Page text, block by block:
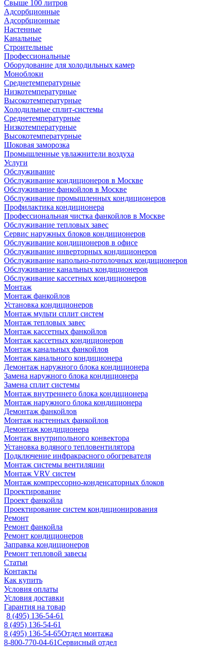
Свыше 100 литров
Адсорбционные
Адсорбционные
Настенные
Канальные
Строительные
Профессиональные
Оборудование для холодильных камер
Моноблоки
Среднетемпературные
Низкотемпературные
Высокотемпературные
Холодильные сплит-системы
Среднетемпературные
Низкотемпературные
Высокотемпературные
Шоковая заморозка
Промышленные увлажнители воздуха
Услуги
Обслуживание
Обслуживание кондиционеров в Москве
Обслуживание фанкойлов в Москве
Обслуживание промышленных кондиционеров
Профилактика кондиционера
Профессиональная чистка фанкойлов в Москве
Обслуживание тепловых завес
Сервис наружных блоков кондиционеров
Обслуживание кондиционеров в офисе
Обслуживание инверторных кондиционеров
Обслуживание напольно-потолочных кондиционеров
Обслуживание канальных кондиционеров
Обслуживание кассетных кондиционеров
Монтаж
Монтаж фанкойлов
Установка кондиционеров
Монтаж мульти сплит систем
Монтаж тепловых завес
Монтаж кассетных фанкойлов
Монтаж кассетных кондиционеров
Монтаж канальных фанкойлов
Монтаж канального кондиционера
Демонтаж наружного блока кондиционера
Замена наружного блока кондиционера
Замена сплит системы
Монтаж внутреннего блока кондиционера
Монтаж наружного блока кондиционера
Демонтаж фанкойлов
Монтаж настенных фанкойлов
Демонтаж кондиционера
Монтаж внутрипольного конвектора
Установка водяного тепловентилятора
Подключение инфракрасного обогревателя
Монтаж системы вентиляции
Монтаж VRV систем
Монтаж компрессорно-конденсаторных блоков
Проектирование
Проект фанкойла
Проектирование систем кондиционирования
Ремонт
Ремонт фанкойла
Ремонт кондиционеров
Заправка кондиционеров
Ремонт тепловой завесы
Статьи
Контакты
Как купить
Условия оплаты
Условия доставки
Гарантия на товар
8 (495) 136-54-61
8 (495) 136-54-61
8 (495) 136-54-65Отдел монтажа
8-800-770-04-61Сервисный отдел